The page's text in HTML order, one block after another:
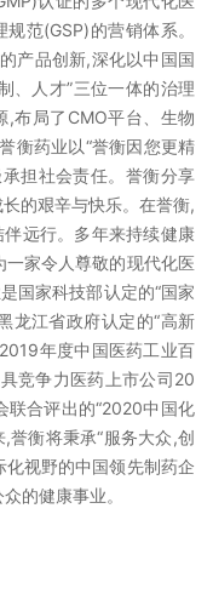
范(GSP)的营销体系。
产品创新,深化以中国国
、人才”三位一体的治理
,布局了CMO平台、生物
衡药业以“誉衡因您更精
担社会责任。誉衡分享
的艰辛与快乐。在誉衡,
远行。多年来持续健康
家令人尊敬的现代化医
国家科技部认定的“国家
龙江省政府认定的“高新
年度中国医药工业百
竞争力医药上市公司20
联合评出的“2020中国化
誉衡将秉承“服务大众,创
视野的中国领先制药企
的健康事业。